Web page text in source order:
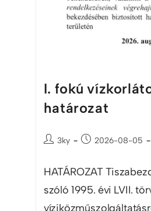
I. fokú
határozat
3ky 2026-08-05
HATÁROZAT
szóló 1995. évi LVII.